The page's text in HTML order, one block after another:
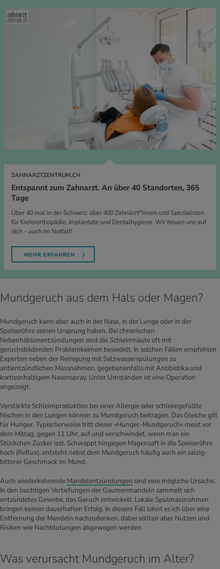
ZAHNARZTZENTRUM.CH
Entspannt zum Zahnarzt. An über 40 Standorten, 365
Tage
Über 40 mal in der Schweiz: über 400 Zahnärzt*innen und Spezialisten
für Kieferorthopädie, Implantate und Dentalhygiene. Wir freuen uns auf
dich – auch im Notfall!
MEHR ERFAHREN
Mundgeruch aus dem Hals oder Magen?
Mundgeruch kann aber auch in der Nase, in der Lunge oder in der
Speiseröhre seinen Ursprung haben. Bei chronischen
Nebenhöhlenentzündungen sind die Schleimhäute oft mit
geruchsbildenden Problemkeimen besiedelt. In solchen Fällen empfehlen
Experten neben der Reinigung mit Salzwasserspülungen zu
antientzündlichen Massnahmen, gegebenenfalls mit Antibiotika und
kortisonhaltigem Nasenspray. Unter Umständen ist eine Operation
angezeigt.
Verstärkte Schleimproduktion bei einer Allergie oder schleimgefüllte
Nischen in den Lungen können zu Mundgeruch beitragen. Das Gleiche gilt
für Hunger. Typischerweise tritt dieser «Hunger-Mundgeruch» meist vor
dem Mittag, gegen 11 Uhr, auf und verschwindet, wenn man ein
Stückchen Zucker isst. Schwappt hingegen Magensaft in die Speiseröhre
hoch (Reflux), entsteht nebst dem Mundgeruch häufig auch ein salzig-
bitterer Geschmack im Mund.
Auch wiederkehrende Mandelentzündungen sind eine mögliche Ursache.
In den buchtigen Vertiefungen der Gaumenmandeln sammelt sich
entzündetes Gewebe, das Geruch entwickelt. Lokale Spülmassnahmen
bringen keinen dauerhaften Erfolg. In diesem Fall lohnt es ich über eine
Entfernung der Mandeln nachzudenken, dabei sollten aber Nutzen und
Risiken wie Nachblutungen abgewogen werden.
Was verursacht Mundgeruch im Alter?